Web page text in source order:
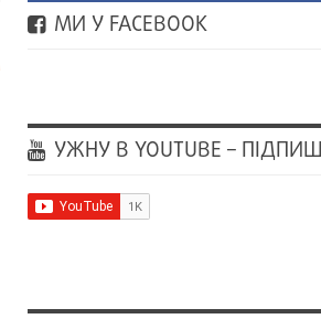
МИ У FACEBOOK
УЖНУ В YOUTUBE –